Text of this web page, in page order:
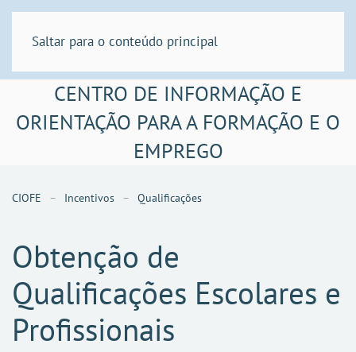
Saltar para o conteúdo principal
CENTRO DE INFORMAÇÃO E
ORIENTAÇÃO PARA A FORMAÇÃO E O
EMPREGO
CIOFE Incentivos Qualificações
Obtenção de
Qualificações Escolares e
Profissionais